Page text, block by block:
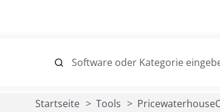
Startseite Tools